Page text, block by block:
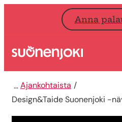
Siirry sisältöön
Anna
Etusivu
Ajankohtaista
Design&Taide Suonenjoki -